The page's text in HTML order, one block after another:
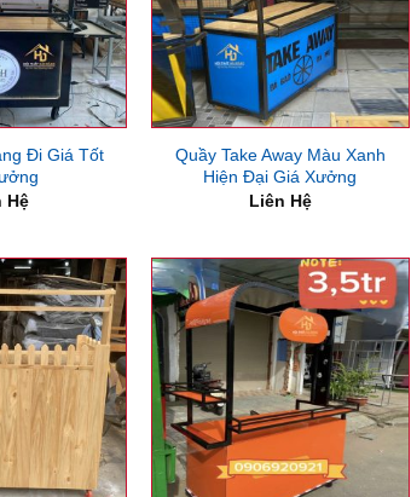
Đi Giá Tốt
Hệ
Quầy Take Away Màu Xanh
Hiện Đại Giá Xưởng
Liên Hệ